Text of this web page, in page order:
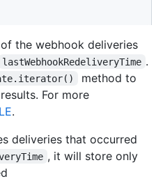
the webhook deliveries
lastWebhookRedeliveryTime .
method to
For more
.
deliveries that occurred
, it will store only